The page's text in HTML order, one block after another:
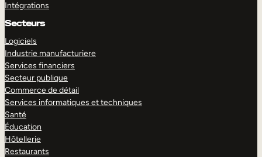
Intégrations
Secteurs
Logiciels
Industrie manufacturiere
Services financiers
Secteur publique
Commerce de détail
Services informatiques et techniques
Santé
Éducation
Hôtellerie
Restaurants